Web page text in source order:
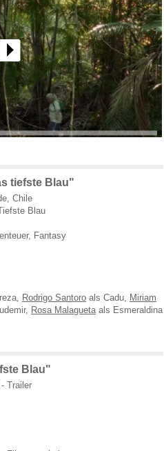
tiefste Blau"
Chile
Blau
Fantasy
Rodrigo Santoro als Cadu, Miriam
Rosa Malaguetaals Esmeraldina
Blau"
Trailer